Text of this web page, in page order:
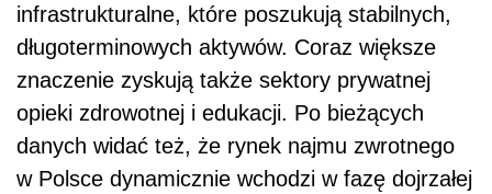
infrastrukturalne, które poszukują stabilnych,
długoterminowych aktywów. Coraz większe
znaczenie zyskują także sektory prywatnej
opieki zdrowotnej i edukacji. Po bieżących
danych widać też, że rynek najmu zwrotnego
w Polsce dynamicznie wchodzi w fazę dojrzałej